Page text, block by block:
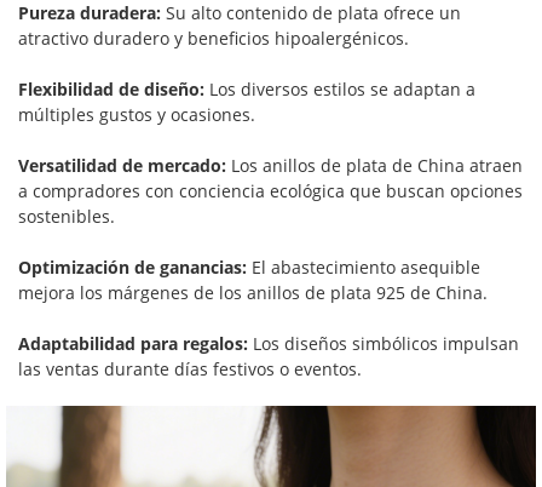
Pureza duradera: Su alto contenido de plata ofrece un
atractivo duradero y beneficios hipoalergénicos.
Flexibilidad de diseño: Los diversos estilos se adaptan a
múltiples gustos y ocasiones.
Versatilidad de mercado: Los anillos de plata de China atraen
a compradores con conciencia ecológica que buscan opciones
sostenibles.
Optimización de ganancias: El abastecimiento asequible
mejora los márgenes de los anillos de plata 925 de China.
Adaptabilidad para regalos: Los diseños simbólicos impulsan
las ventas durante días festivos o eventos.